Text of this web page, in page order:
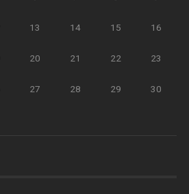
13 14 15 16
20 21 22 23
27 28 29 30